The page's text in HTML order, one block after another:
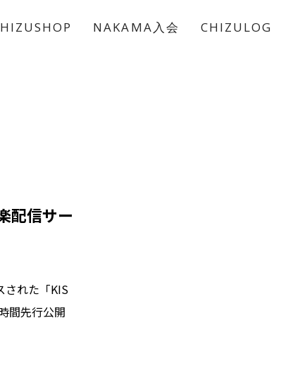
NAKAMA入会 CHIZULOG
配信サー
された「KIS
間先行公開